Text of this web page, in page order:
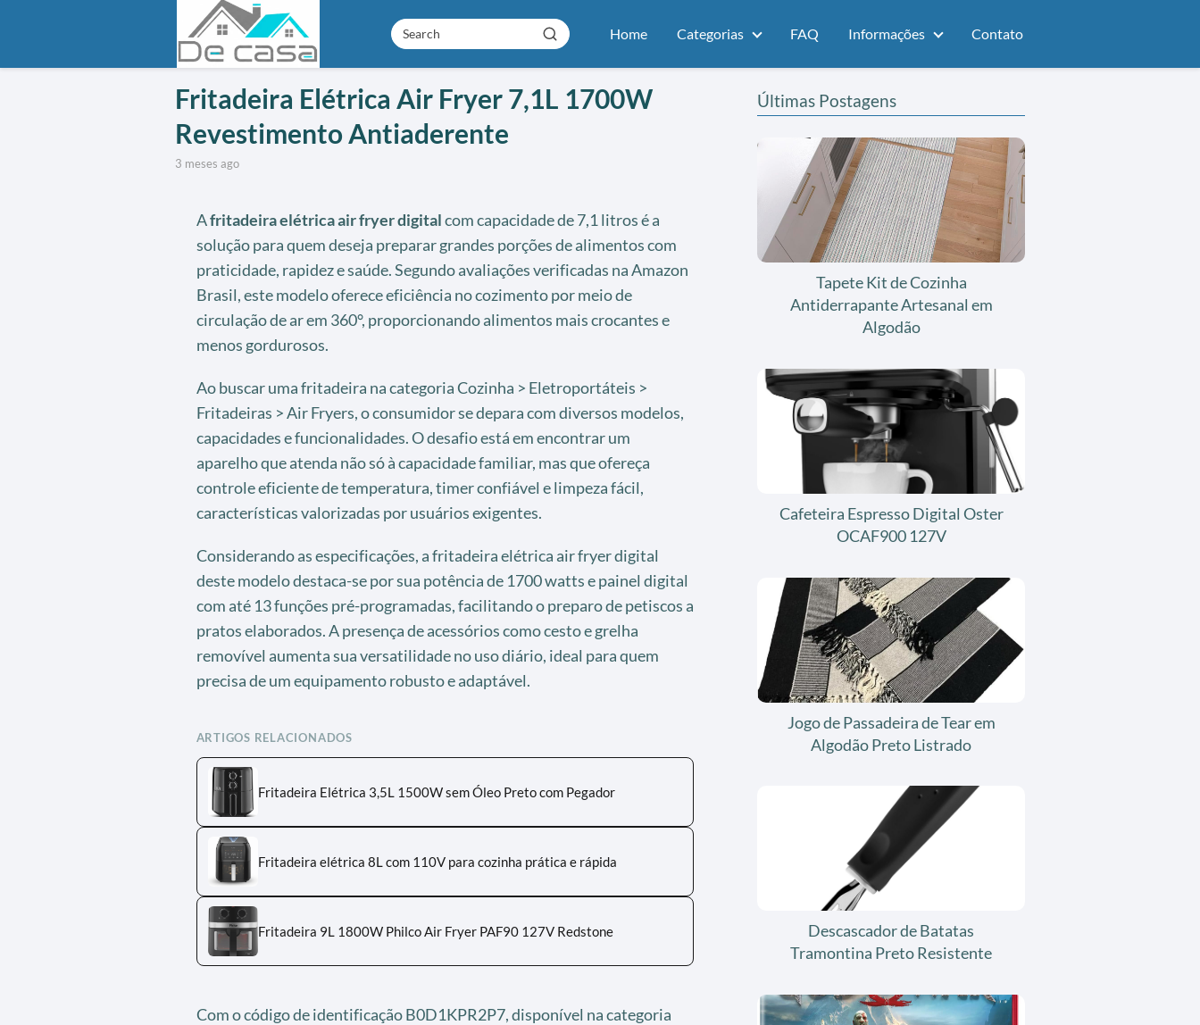
Home Categorias FAQ Informações Contato
Fritadeira Elétrica Air Fryer 7,1L 1700W
Revestimento Antiaderente
3 meses ago
Afritadeira elétrica air fryer digitalcom capacidade de 7,1 litros é a
solução para quem deseja preparar grandes porções de alimentos com
praticidade, rapidez e saúde. Segundo avaliações verificadas na Amazon
Brasil, este modelo oferece eficiência no cozimento por meio de
circulação de ar em 360°, proporcionando alimentos mais crocantes e
menos gordurosos.
Ao buscar uma fritadeira na categoria Cozinha > Eletroportáteis >
Fritadeiras > Air Fryers, o consumidor se depara com diversos modelos,
capacidades e funcionalidades. O desafio está em encontrar um
aparelho que atenda não só à capacidade familiar, mas que ofereça
controle eficiente de temperatura, timer confiável e limpeza fácil,
características valorizadas por usuários exigentes.
Considerando as especificações, a fritadeira elétrica air fryer digital
deste modelo destaca-se por sua potência de 1700 watts e painel digital
com até 13 funções pré-programadas, facilitando o preparo de petiscos a
pratos elaborados. A presença de acessórios como cesto e grelha
removível aumenta sua versatilidade no uso diário, ideal para quem
precisa de um equipamento robusto e adaptável.
ARTIGOS RELACIONADOS
Fritadeira Elétrica 3,5L 1500W sem Óleo Preto com Pegador
Fritadeira elétrica 8L com 110V para cozinha prática e rápida
Fritadeira 9L 1800W Philco Air Fryer PAF90 127V Redstone
Com o código de identificação B0D1KPR2P7, disponível na categoria
Últimas Postagens
Tapete Kit de Cozinha
Antiderrapante Artesanal em
Algodão
Cafeteira Espresso Digital Oster
OCAF900 127V
Jogo de Passadeira de Tear em
Algodão Preto Listrado
Descascador de Batatas
Tramontina Preto Resistente